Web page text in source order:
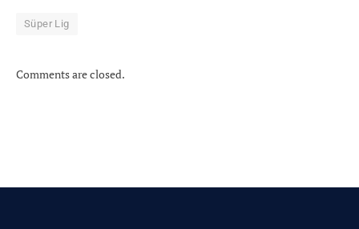
Süper Lig
Comments are closed.